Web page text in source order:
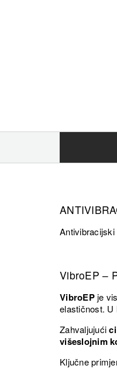
Antivibracijski
VibroEP –
VibroEPje
elastičnost. U
Zahvaljujući
višeslojnim
Ključne